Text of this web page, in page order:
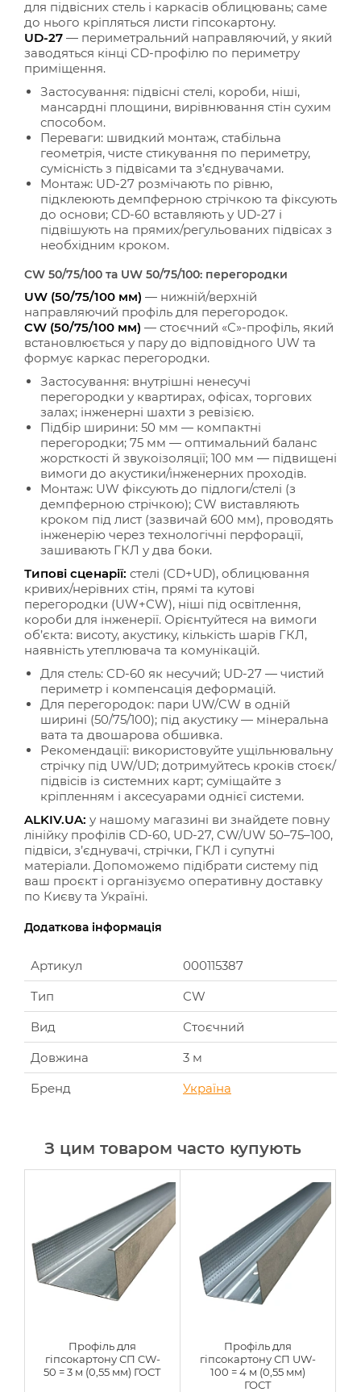
для підвісних стель і каркасів облицювань; саме
до нього кріпляться листи гіпсокартону.
UD-27 — периметральний направляючий, у який
заводяться кінці CD-профілю по периметру
приміщення.
Застосування: підвісні стелі, короби, ніші,
мансардні площини, вирівнювання стін сухим
способом.
Переваги: швидкий монтаж, стабільна
геометрія, чисте стикування по периметру,
сумісність з підвісами та з’єднувачами.
Монтаж: UD-27 розмічають по рівню,
підклеюють демпферною стрічкою та фіксують
до основи; CD-60 вставляють у UD-27 і
підвішують на прямих/регульованих підвісах з
необхідним кроком.
CW 50/75/100 та UW 50/75/100: перегородки
UW (50/75/100 мм) — нижній/верхній
направляючий профіль для перегородок.
CW (50/75/100 мм) — стоєчний «С»-профіль, який
встановлюється у пару до відповідного UW та
формує каркас перегородки.
Застосування: внутрішні ненесучі
перегородки у квартирах, офісах, торгових
залах; інженерні шахти з ревізією.
Підбір ширини: 50 мм — компактні
перегородки; 75 мм — оптимальний баланс
жорсткості й звукоізоляції; 100 мм — підвищені
вимоги до акустики/інженерних проходів.
Монтаж: UW фіксують до підлоги/стелі (з
демпферною стрічкою); CW виставляють
кроком під лист (зазвичай 600 мм), проводять
інженерію через технологічні перфорації,
зашивають ГКЛ у два боки.
Типові сценарії: стелі (CD+UD), облицювання
кривих/нерівних стін, прямі та кутові
перегородки (UW+CW), ніші під освітлення,
короби для інженерії. Орієнтуйтеся на вимоги
об’єкта: висоту, акустику, кількість шарів ГКЛ,
наявність утеплювача та комунікацій.
Для стель: CD-60 як несучий; UD-27 — чистий
периметр і компенсація деформацій.
Для перегородок: пари UW/CW в одній
ширині (50/75/100); під акустику — мінеральна
вата та двошарова обшивка.
Рекомендації: використовуйте ущільнювальну
стрічку під UW/UD; дотримуйтесь кроків стоєк/
підвісів із системних карт; суміщайте з
кріпленням і аксесуарами однієї системи.
ALKIV.UA: у нашому магазині ви знайдете повну
лінійку профілів CD-60, UD-27, CW/UW 50–75–100,
підвіси, з’єднувачі, стрічки, ГКЛ і супутні
матеріали. Допоможемо підібрати систему під
ваш проєкт і організуємо оперативну доставку
по Києву та Україні.
Додаткова інформація
Артикул
000115387
Тип
CW
Вид
Стоєчний
Довжина
3 м
Бренд
Україна
З цим товаром часто купують
Профіль для
гіпсокартону СП CW-
50 = 3 м (0,55 мм) ГОСТ
Профіль для
гіпсокартону СП UW-
100 = 4 м (0,55 мм)
ГОСТ